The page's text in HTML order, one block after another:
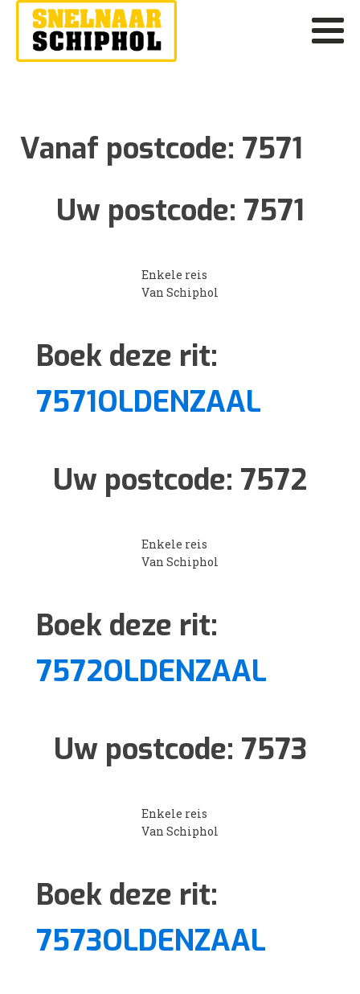
Vanaf postcode: 7571
Uw postcode: 7571
Enkele reis
Van Schiphol
Boek deze rit:
7571OLDENZAAL
Uw postcode: 7572
Enkele reis
Van Schiphol
Boek deze rit:
7572OLDENZAAL
Uw postcode: 7573
Enkele reis
Van Schiphol
Boek deze rit:
7573OLDENZAAL